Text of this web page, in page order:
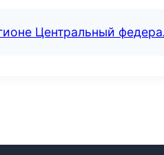
Центральный